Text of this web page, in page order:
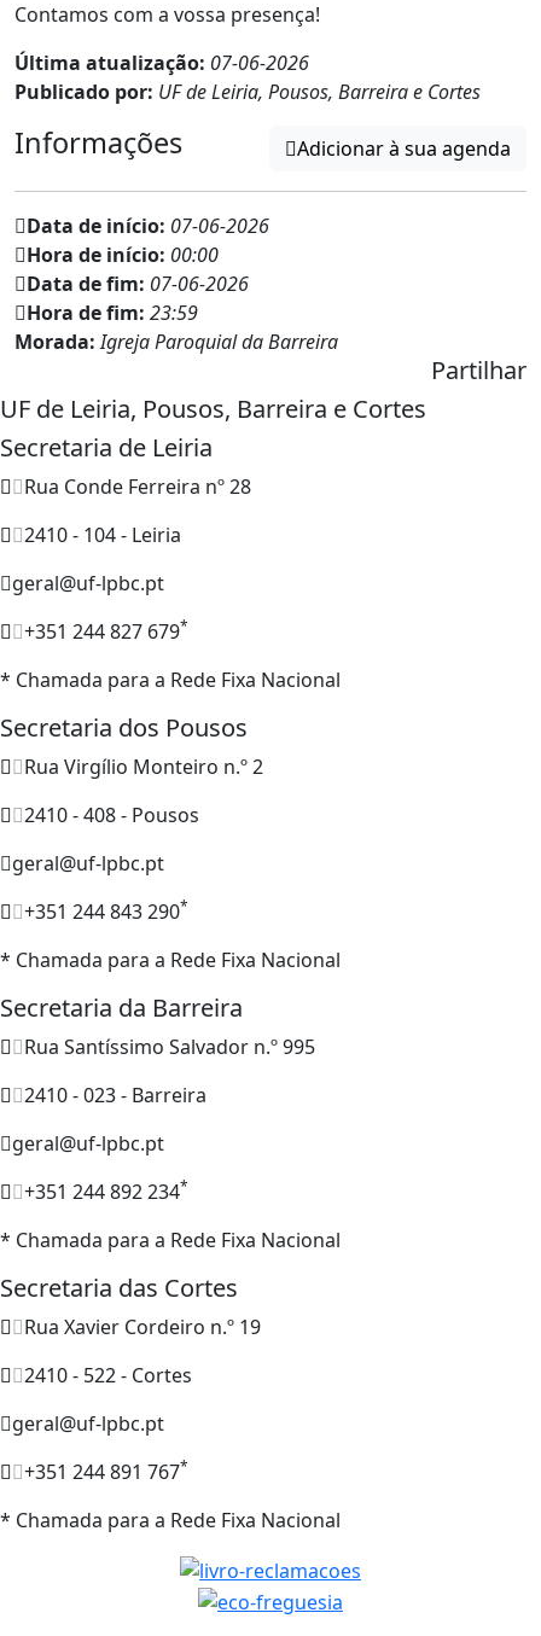
Contamos com a vossa presença!
Última atualização: 07-06-2026
Publicado por: UF de Leiria, Pousos, Barreira e Cortes
Informações Adicionar à sua agenda
Data de início: 07-06-2026
Hora de início: 00:00
Data de fim: 07-06-2026
Hora de fim: 23:59
Morada:Igreja Paroquial da Barreira
Partilhar
UF de Leiria, Pousos, Barreira e Cortes
Secretaria de Leiria
Rua Conde Ferreira nº 28
2410 - 104 - Leiria
geral@uf-lpbc.pt
+351 244 827 679*
* Chamada para a Rede Fixa Nacional
Secretaria dos Pousos
Rua Virgílio Monteiro n.º 2
2410 - 408 - Pousos
geral@uf-lpbc.pt
+351 244 843 290*
* Chamada para a Rede Fixa Nacional
Secretaria da Barreira
Rua Santíssimo Salvador n.º 995
2410 - 023 - Barreira
geral@uf-lpbc.pt
+351 244 892 234*
* Chamada para a Rede Fixa Nacional
Secretaria das Cortes
Rua Xavier Cordeiro n.º 19
2410 - 522 - Cortes
geral@uf-lpbc.pt
+351 244 891 767*
* Chamada para a Rede Fixa Nacional